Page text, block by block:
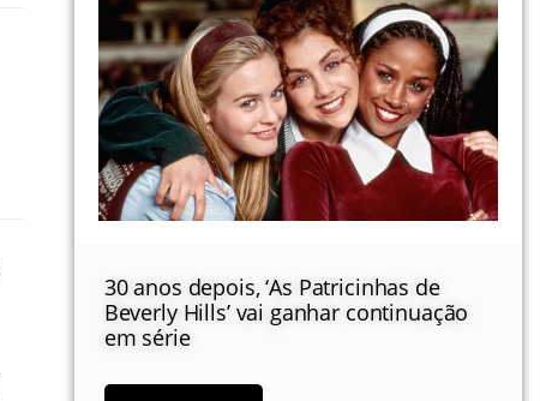
30 anos depois, ‘As Patricinhas de
Beverly Hills’ vai ganhar continuação
em série